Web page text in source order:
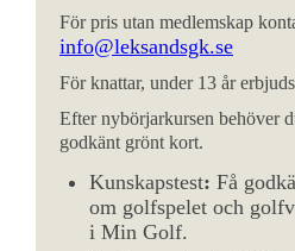
För pris utan medlemskap
info@leksandsgk.se
För knattar, under 13 år
Efter nybörjarkursen behöver
godkänt grönt kort.
Kunskapstest: Få
om golfspelet och
i Min Golf.